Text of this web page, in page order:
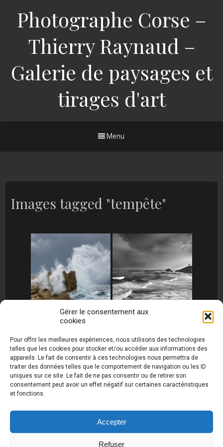
Gérer le consentement aux
cookies
Pour offrir les meilleures expériences, nous utilisons des technologies
telles que les cookies pour stocker et/ou accéder aux informations des
appareils. Le fait de consentir à ces technologies nous permettra de
traiter des données telles que le comportement de navigation ou les ID
uniques sur ce site. Le fait de ne pas consentir ou de retirer son
consentement peut avoir un effet négatif sur certaines caractéristiques
et fonctions.
Accepter
Refuser
Photographe Corse –
Thierry Raynaud –
Galerie de paysages et
tirages d'art
Menu
Images tagged "tempête"
raynaud.com ©
Toutes les photos de ce site sont
la propriété de l'auteur et sont protégées par le